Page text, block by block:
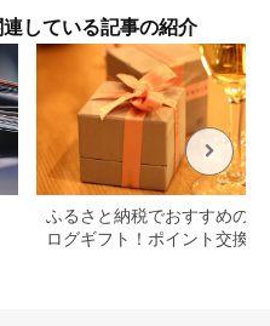
している記事の紹介
ふるさと納税でおすすめのカ
ログギフト！ポイント交換で